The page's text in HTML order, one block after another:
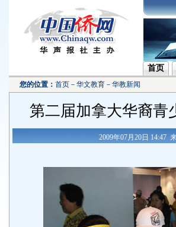
首页
您的位置： 首页 － 华文教育 － 华教新闻
第二届加拿大华裔
2009年07月20日 14:47